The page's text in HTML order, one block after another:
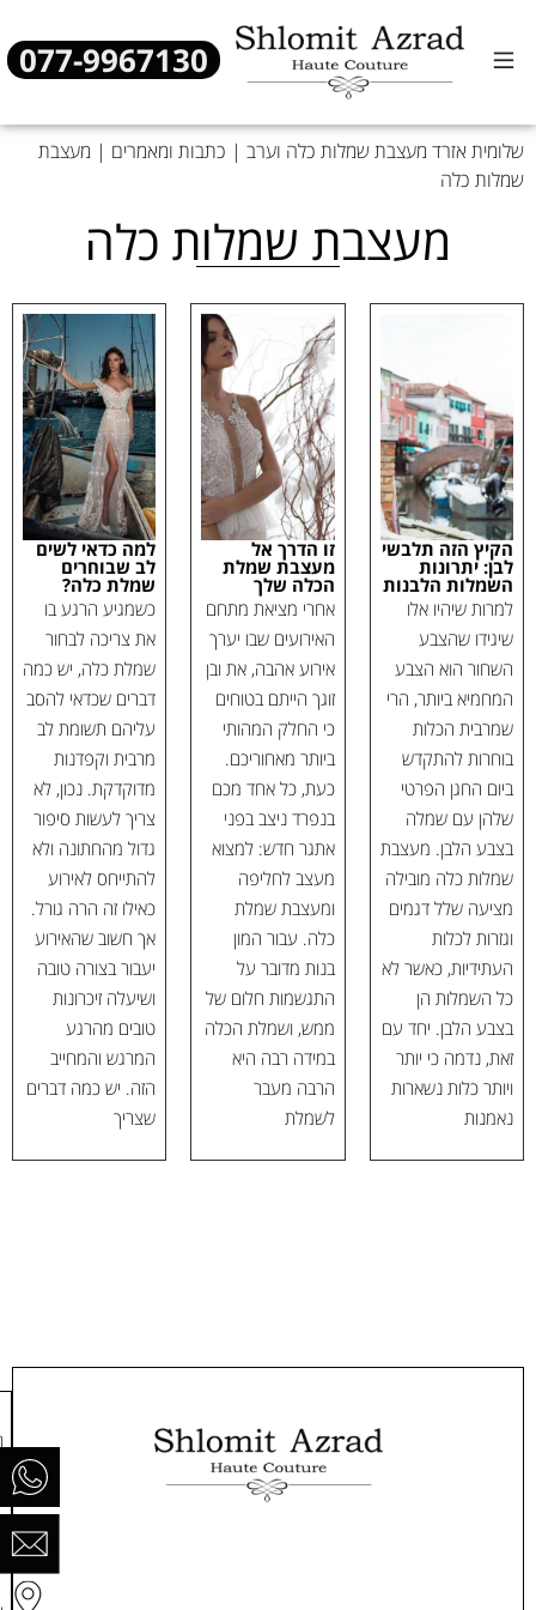
077-9967130
שלומית אזרד מעצבת שמלות כלה וערב | כתבות ומאמרים | מעצבת
שמלות כלה
מעצבת שמלות כלה
הקיץ הזה תלבשי
לבן: יתרונות
השמלות הלבנות
למרות שיהיו אלו
שיגידו שהצבע
השחור הוא הצבע
המחמיא ביותר, הרי
שמרבית הכלות
בוחרות להתקדש
ביום החגן הפרטי
שלהן עם שמלה
בצבע הלבן. מעצבת
שמלות כלה מובילה
מציעה שלל דגמים
וגזרות לכלות
העתידיות, כאשר לא
כל השמלות הן
בצבע הלבן. יחד עם
זאת, נדמה כי יותר
ויותר כלות נשארות
נאמנות
זו הדרך אל
מעצבת שמלת
הכלה שלך
אחרי מציאת מתחם
האירועים שבו יערך
אירוע אהבה, את ובן
זוגך הייתם בטוחים
כי החלק המהותי
ביותר מאחוריכם.
כעת, כל אחד מכם
בנפרד ניצב בפני
אתגר חדש: למצוא
מעצב לחליפה
ומעצבת שמלת
כלה. עבור המון
בנות מדובר על
התגשמות חלום של
ממש, ושמלת הכלה
במידה רבה היא
הרבה מעבר
לשמלת
למה כדאי לשים
לב שבוחרים
שמלת כלה?
כשמגיע הרגע בו
את צריכה לבחור
שמלת כלה, יש כמה
דברים שכדאי להסב
עליהם תשומת לב
מרבית וקפדנות
מדוקדקת. נכון, לא
צריך לעשות סיפור
גדול מהחתונה ולא
להתייחס לאירוע
כאילו זה הרה גורל.
אך חשוב שהאירוע
יעבור בצורה טובה
ושיעלה זיכרונות
טובים מהרגע
המרגש והמחייב
הזה. יש כמה דברים
שצריך